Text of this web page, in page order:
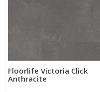
Floorlife Victoria Click
Anthracite